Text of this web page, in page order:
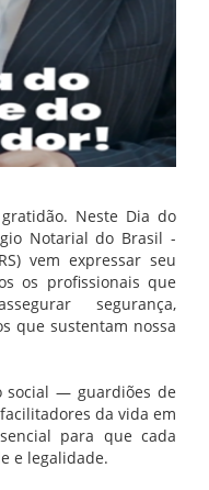
Neste Dia do
Notarial do Brasil -
vem expressar seu
os profissionais que
segurança,
que sustentam nossa
social — guardiões de
da vida em
para que cada
e legalidade.